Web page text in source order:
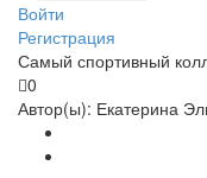
Войти
Регистрация
Самый спортивный
0
Автор(ы): Екатерина